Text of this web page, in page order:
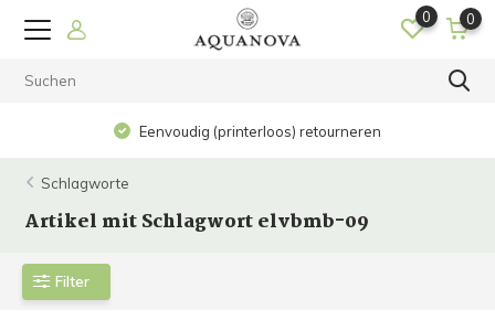
0 0
Eenvoudig (printerloos) retourneren
Schlagworte
Artikel mit Schlagwort elvbmb-09
Filter